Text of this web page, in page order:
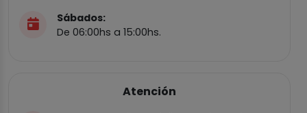
Sábados:
De 06:00hs a 15:00hs.
Atención